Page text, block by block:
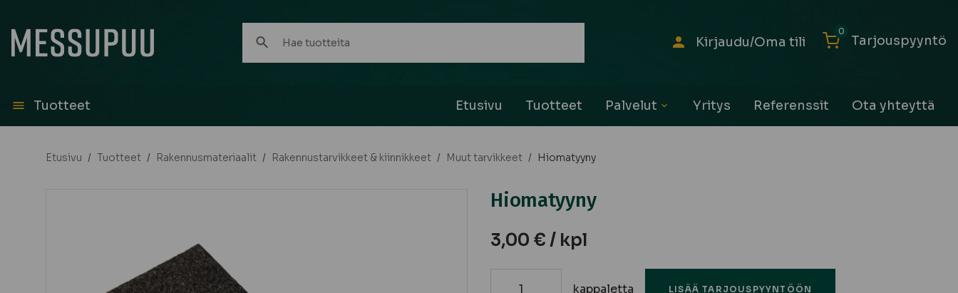
tuotteita:
Kirjaudu/Oma tili Tarjouspyyntö
0
Tuotteet Etusivu Tuotteet Palvelut Yritys Referenssit Ota yhteyttä
Etusivu / Tuotteet / Rakennusmateriaalit / Rakennustarvikkeet & kiinnikkeet / Muut tarvikkeet / Hiomatyyny
Hiomatyyny
3,00 € / kpl
kappaletta LISÄÄ TARJOUSPYYNTÖÖN